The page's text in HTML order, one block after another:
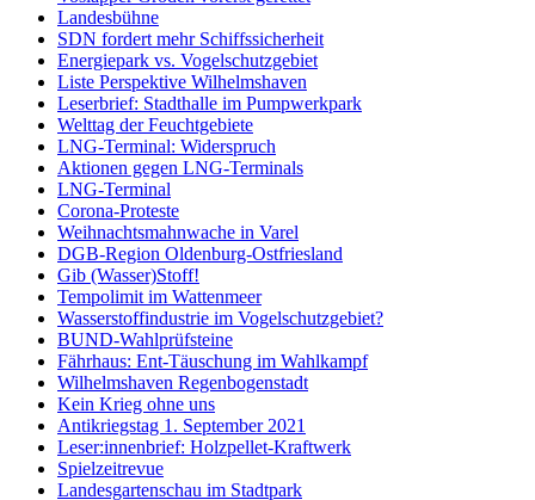
Landesbühne
SDN fordert mehr Schiffssicherheit
Energiepark vs. Vogelschutzgebiet
Liste Perspektive Wilhelmshaven
Leserbrief: Stadthalle im Pumpwerkpark
Welttag der Feuchtgebiete
LNG-Terminal: Widerspruch
Aktionen gegen LNG-Terminals
LNG-Terminal
Corona-Proteste
Weihnachtsmahnwache in Varel
DGB-Region Oldenburg-Ostfriesland
Gib (Wasser)Stoff!
Tempolimit im Wattenmeer
Wasserstoffindustrie im Vogelschutzgebiet?
BUND-Wahlprüfsteine
Fährhaus: Ent-Täuschung im Wahlkampf
Wilhelmshaven Regenbogenstadt
Kein Krieg ohne uns
Antikriegstag 1. September 2021
Leser:innenbrief: Holzpellet-Kraftwerk
Spielzeitrevue
Landesgartenschau im Stadtpark